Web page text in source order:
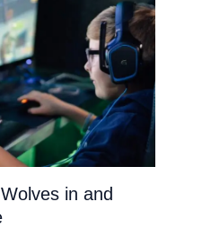
in and